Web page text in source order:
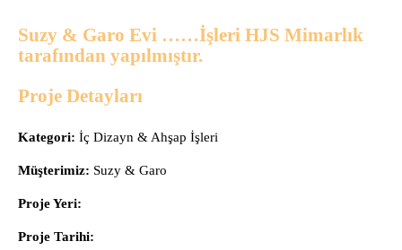
Suzy & Garo Evi ……İşleri HJS Mimarlık
tarafından yapılmıştır.
Proje Detayları
Kategori: İç Dizayn & Ahşap İşleri
Müşterimiz: Suzy & Garo
Proje Yeri:
Proje Tarihi: